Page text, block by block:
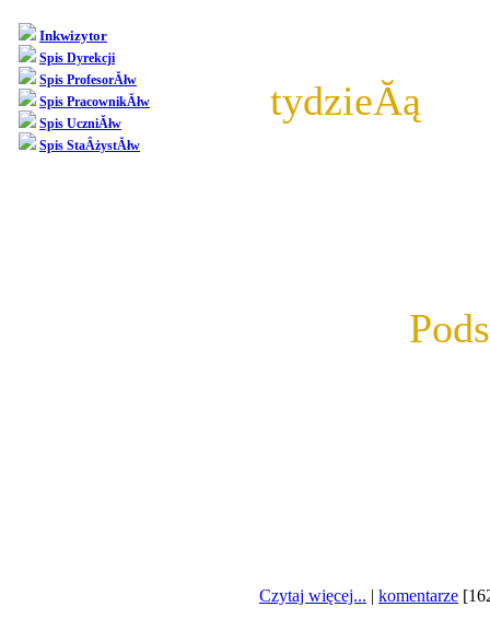
Inkwizytor
Spis Dyrekcji
Spis ProfesorĂłw
Spis PracownikĂłw
Spis UczniĂłw
Spis StaÂżystĂłw
tydzieĂą
Czytaj więcej... | komentarze